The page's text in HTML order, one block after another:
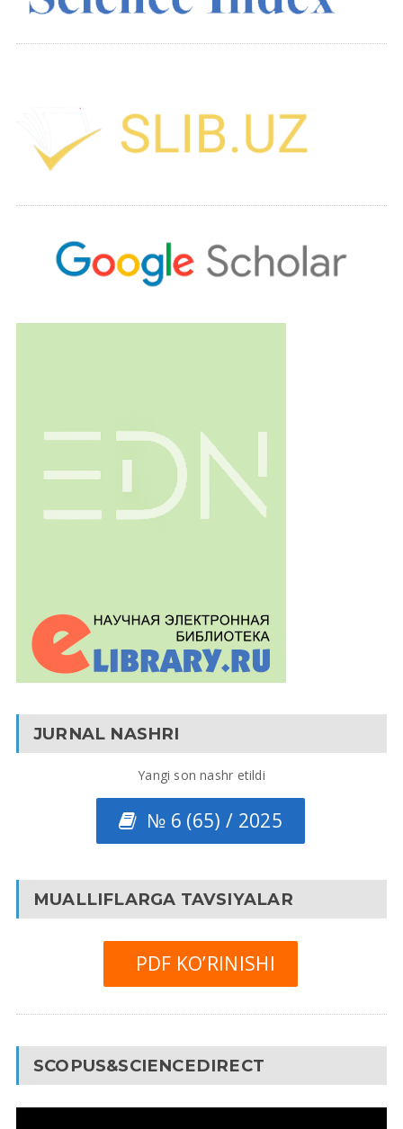
JURNAL NASHRI
Yangi son nashr etildi
№ 6 (65) / 2025
MUALLIFLARGA TAVSIYALAR
PDF KO’RINISHI
SCOPUS&SCIENCEDIRECT